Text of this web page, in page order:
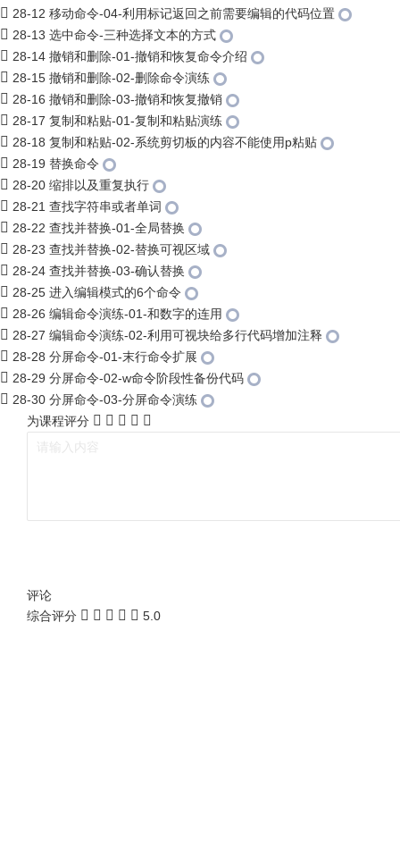
28-12 移动命令-04-利用标记返回之前需要编辑的代码位置
28-13 选中命令-三种选择文本的方式
28-14 撤销和删除-01-撤销和恢复命令介绍
28-15 撤销和删除-02-删除命令演练
28-16 撤销和删除-03-撤销和恢复撤销
28-17 复制和粘贴-01-复制和粘贴演练
28-18 复制和粘贴-02-系统剪切板的内容不能使用p粘贴
28-19 替换命令
28-20 缩排以及重复执行
28-21 查找字符串或者单词
28-22 查找并替换-01-全局替换
28-23 查找并替换-02-替换可视区域
28-24 查找并替换-03-确认替换
28-25 进入编辑模式的6个命令
28-26 编辑命令演练-01-和数字的连用
28-27 编辑命令演练-02-利用可视块给多行代码增加注释
28-28 分屏命令-01-末行命令扩展
28-29 分屏命令-02-w命令阶段性备份代码
28-30 分屏命令-03-分屏命令演练
为课程评分
评论
综合评分
5.0